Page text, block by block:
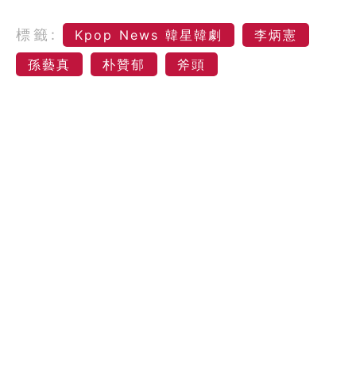
標籤: Kpop News 韓星韓劇
李炳憲
孫藝真
朴贊郁 斧頭